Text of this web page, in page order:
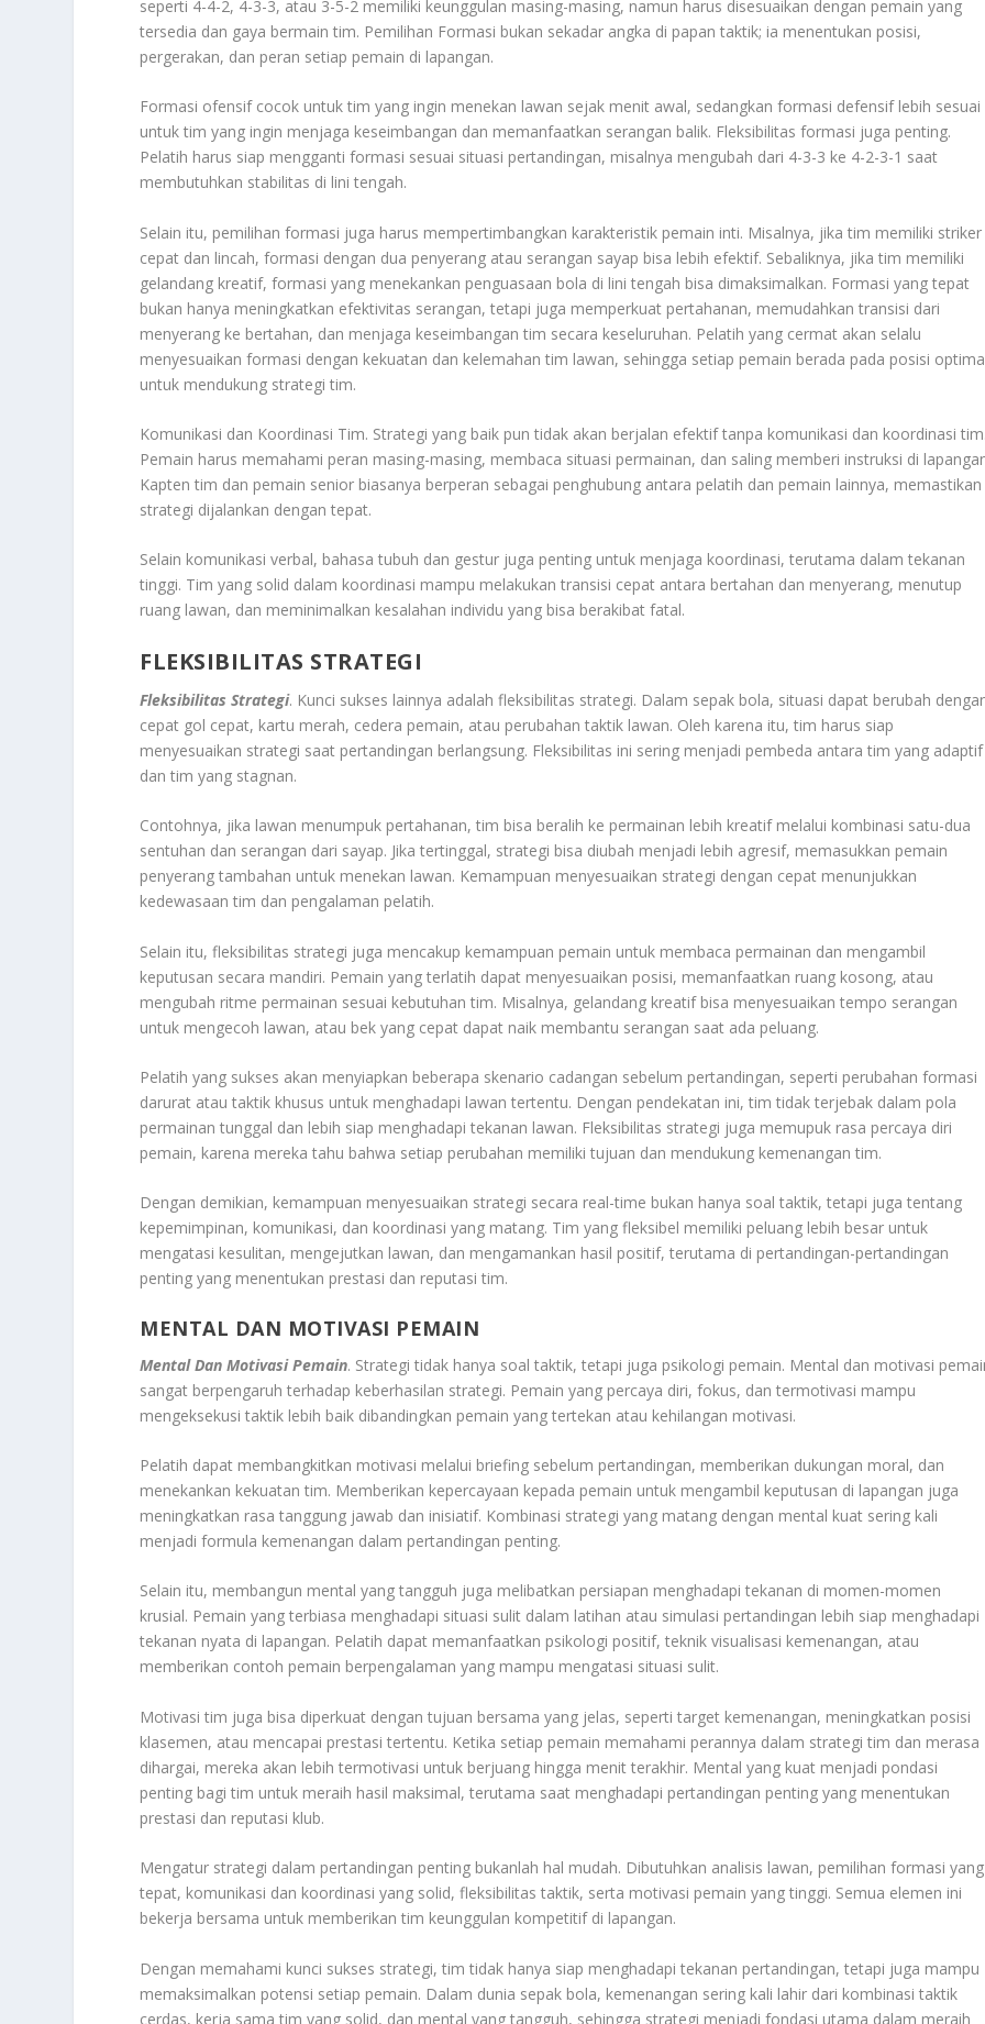
seperti 4-4-2, 4-3-3, atau 3-5-2 memiliki keunggulan masing-masing, namun harus disesuaikan dengan pemain yang
tersedia dan gaya bermain tim. Pemilihan Formasi bukan sekadar angka di papan taktik; ia menentukan posisi,
pergerakan, dan peran setiap pemain di lapangan.
Formasi ofensif cocok untuk tim yang ingin menekan lawan sejak menit awal, sedangkan formasi defensif lebih sesuai
untuk tim yang ingin menjaga keseimbangan dan memanfaatkan serangan balik. Fleksibilitas formasi juga penting.
Pelatih harus siap mengganti formasi sesuai situasi pertandingan, misalnya mengubah dari 4-3-3 ke 4-2-3-1 saat
membutuhkan stabilitas di lini tengah.
Selain itu, pemilihan formasi juga harus mempertimbangkan karakteristik pemain inti. Misalnya, jika tim memiliki striker
cepat dan lincah, formasi dengan dua penyerang atau serangan sayap bisa lebih efektif. Sebaliknya, jika tim memiliki
gelandang kreatif, formasi yang menekankan penguasaan bola di lini tengah bisa dimaksimalkan. Formasi yang tepat
bukan hanya meningkatkan efektivitas serangan, tetapi juga memperkuat pertahanan, memudahkan transisi dari
menyerang ke bertahan, dan menjaga keseimbangan tim secara keseluruhan. Pelatih yang cermat akan selalu
menyesuaikan formasi dengan kekuatan dan kelemahan tim lawan, sehingga setiap pemain berada pada posisi
untuk mendukung strategi tim.
Komunikasi dan Koordinasi Tim. Strategi yang baik pun tidak akan berjalan efektif tanpa komunikasi dan koordinasi
Pemain harus memahami peran masing-masing, membaca situasi permainan, dan saling memberi instruksi di
Kapten tim dan pemain senior biasanya berperan sebagai penghubung antara pelatih dan pemain lainnya, memastikan
strategi dijalankan dengan tepat.
Selain komunikasi verbal, bahasa tubuh dan gestur juga penting untuk menjaga koordinasi, terutama dalam tekanan
tinggi. Tim yang solid dalam koordinasi mampu melakukan transisi cepat antara bertahan dan menyerang, menutup
ruang lawan, dan meminimalkan kesalahan individu yang bisa berakibat fatal.
FLEKSIBILITAS STRATEGI
Fleksibilitas Strategi. Kunci sukses lainnya adalah fleksibilitas strategi. Dalam sepak bola, situasi dapat berubah
cepat gol cepat, kartu merah, cedera pemain, atau perubahan taktik lawan. Oleh karena itu, tim harus siap
menyesuaikan strategi saat pertandingan berlangsung. Fleksibilitas ini sering menjadi pembeda antara tim yang adaptif
dan tim yang stagnan.
Contohnya, jika lawan menumpuk pertahanan, tim bisa beralih ke permainan lebih kreatif melalui kombinasi satu-dua
sentuhan dan serangan dari sayap. Jika tertinggal, strategi bisa diubah menjadi lebih agresif, memasukkan pemain
penyerang tambahan untuk menekan lawan. Kemampuan menyesuaikan strategi dengan cepat menunjukkan
kedewasaan tim dan pengalaman pelatih.
Selain itu, fleksibilitas strategi juga mencakup kemampuan pemain untuk membaca permainan dan mengambil
keputusan secara mandiri. Pemain yang terlatih dapat menyesuaikan posisi, memanfaatkan ruang kosong, atau
mengubah ritme permainan sesuai kebutuhan tim. Misalnya, gelandang kreatif bisa menyesuaikan tempo serangan
untuk mengecoh lawan, atau bek yang cepat dapat naik membantu serangan saat ada peluang.
Pelatih yang sukses akan menyiapkan beberapa skenario cadangan sebelum pertandingan, seperti perubahan formasi
darurat atau taktik khusus untuk menghadapi lawan tertentu. Dengan pendekatan ini, tim tidak terjebak dalam pola
permainan tunggal dan lebih siap menghadapi tekanan lawan. Fleksibilitas strategi juga memupuk rasa percaya diri
pemain, karena mereka tahu bahwa setiap perubahan memiliki tujuan dan mendukung kemenangan tim.
Dengan demikian, kemampuan menyesuaikan strategi secara real-time bukan hanya soal taktik, tetapi juga tentang
kepemimpinan, komunikasi, dan koordinasi yang matang. Tim yang fleksibel memiliki peluang lebih besar untuk
mengatasi kesulitan, mengejutkan lawan, dan mengamankan hasil positif, terutama di pertandingan-pertandingan
penting yang menentukan prestasi dan reputasi tim.
MENTAL DAN MOTIVASI PEMAIN
Mental Dan Motivasi Pemain. Strategi tidak hanya soal taktik, tetapi juga psikologi pemain. Mental dan motivasi
sangat berpengaruh terhadap keberhasilan strategi. Pemain yang percaya diri, fokus, dan termotivasi mampu
mengeksekusi taktik lebih baik dibandingkan pemain yang tertekan atau kehilangan motivasi.
Pelatih dapat membangkitkan motivasi melalui briefing sebelum pertandingan, memberikan dukungan moral, dan
menekankan kekuatan tim. Memberikan kepercayaan kepada pemain untuk mengambil keputusan di lapangan juga
meningkatkan rasa tanggung jawab dan inisiatif. Kombinasi strategi yang matang dengan mental kuat sering kali
menjadi formula kemenangan dalam pertandingan penting.
Selain itu, membangun mental yang tangguh juga melibatkan persiapan menghadapi tekanan di momen-momen
krusial. Pemain yang terbiasa menghadapi situasi sulit dalam latihan atau simulasi pertandingan lebih siap menghadapi
tekanan nyata di lapangan. Pelatih dapat memanfaatkan psikologi positif, teknik visualisasi kemenangan, atau
memberikan contoh pemain berpengalaman yang mampu mengatasi situasi sulit.
Motivasi tim juga bisa diperkuat dengan tujuan bersama yang jelas, seperti target kemenangan, meningkatkan posisi
klasemen, atau mencapai prestasi tertentu. Ketika setiap pemain memahami perannya dalam strategi tim dan merasa
dihargai, mereka akan lebih termotivasi untuk berjuang hingga menit terakhir. Mental yang kuat menjadi pondasi
penting bagi tim untuk meraih hasil maksimal, terutama saat menghadapi pertandingan penting yang menentukan
prestasi dan reputasi klub.
Mengatur strategi dalam pertandingan penting bukanlah hal mudah. Dibutuhkan analisis lawan, pemilihan formasi yang
tepat, komunikasi dan koordinasi yang solid, fleksibilitas taktik, serta motivasi pemain yang tinggi. Semua elemen ini
bekerja bersama untuk memberikan tim keunggulan kompetitif di lapangan.
Dengan memahami kunci sukses strategi, tim tidak hanya siap menghadapi tekanan pertandingan, tetapi juga mampu
memaksimalkan potensi setiap pemain. Dalam dunia sepak bola, kemenangan sering kali lahir dari kombinasi taktik
cerdas, kerja sama tim yang solid, dan mental yang tangguh, sehingga strategi menjadi fondasi utama dalam meraih